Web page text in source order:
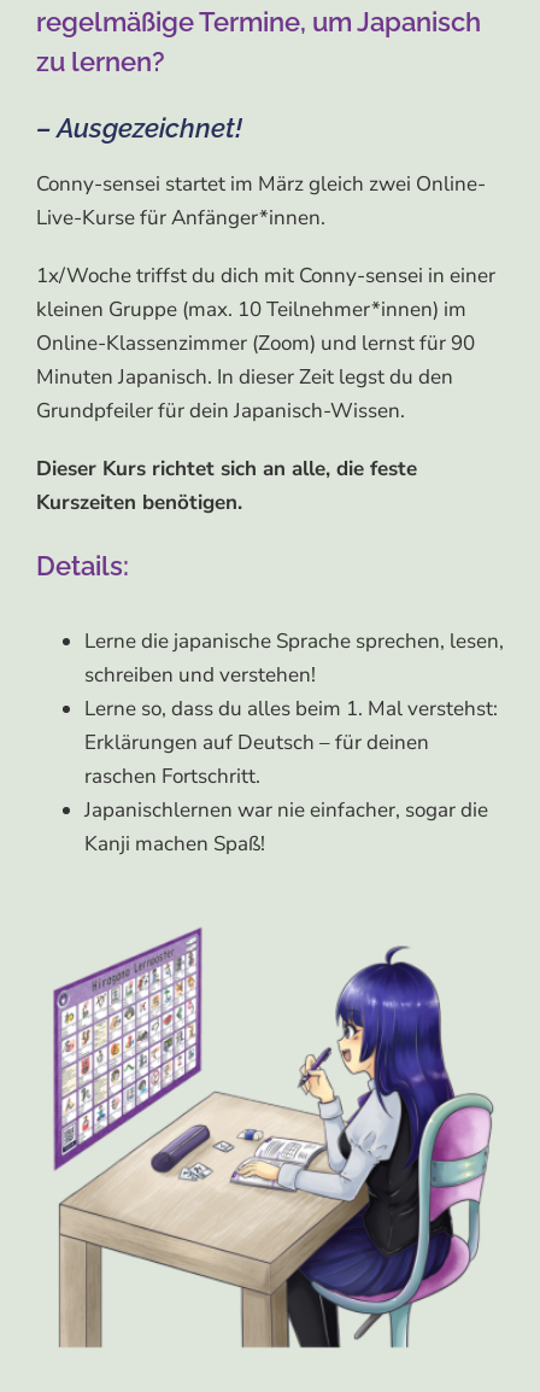
regelmäßige Termine, um Japanisch
zu lernen?
– Ausgezeichnet!
Conny-sensei startet im März gleich zwei Online-
Live-Kurse für Anfänger*innen.
1x/Woche triffst du dich mit Conny-sensei in einer
kleinen Gruppe (max. 10 Teilnehmer*innen) im
Online-Klassenzimmer (Zoom) und lernst für 90
Minuten Japanisch. In dieser Zeit legst du den
Grundpfeiler für dein Japanisch-Wissen.
Dieser Kurs richtet sich an alle, die feste
Kurszeiten benötigen.
Details:
Lerne die japanische Sprache sprechen, lesen,
schreiben und verstehen!
Lerne so, dass du alles beim 1. Mal verstehst:
Erklärungen auf Deutsch – für deinen
raschen Fortschritt.
Japanischlernen war nie einfacher, sogar die
Kanji machen Spaß!